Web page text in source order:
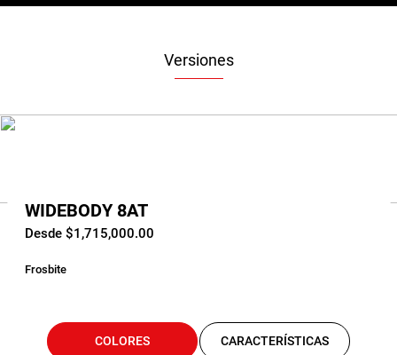
Versiones
WIDEBODY 8AT
Desde $1,715,000.00
Frosbite
COLORES CARACTERÍSTICAS